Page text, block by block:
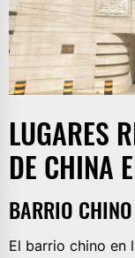
LUGARES
DE CHINA
BARRIO CHINO
El barrio chino en